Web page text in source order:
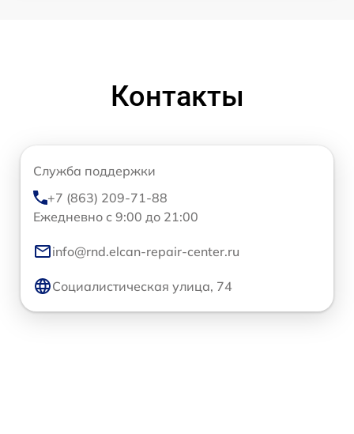
Контакты
Служба поддержки
+7 (863) 209-71-88
Ежедневно с 9:00 до 21:00
info@rnd.elcan-repair-center.ru
Социалистическая улица, 74